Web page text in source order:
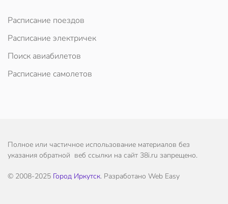
Расписание поездов
Расписание электричек
Поиск авиабилетов
Расписание самолетов
Полное или частичное использование материалов без
указания обратной веб ссылки на сайт 38i.ru запрещено.
© 2008-2025 Город Иркутск. Разработано Web Easy